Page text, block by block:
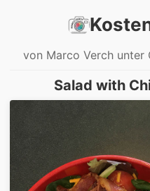
von Marco Verch unter
Salad with